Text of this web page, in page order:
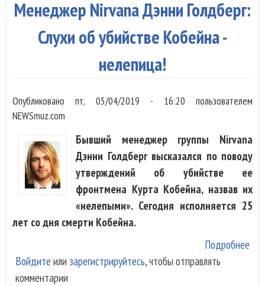
Менеджер Nirvana Дэнни Голдберг:
Слухи об убийстве Кобейна -
нелепица!
Опубликованопт, 05/04/2019 - 16:20 пользователем
NEWSmuz.com
Бывший менеджер группы Nirvana
Дэнни Голдберг высказался по поводу
утверждений об убийстве ее
фронтмена Курта Кобейна, назвав их
«нелепыми». Сегодня исполняется 25
лет со дня смерти Кобейна.
Подробнее
Войдите или зарегистрируйтесь, чтобы отправлять
комментарии